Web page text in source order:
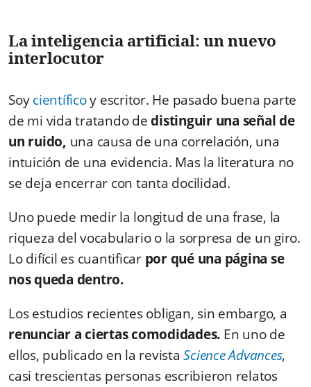
La inteligencia artificial: un nuevo
interlocutor
Soycientíficoy escritor. He pasado buena parte
de mi vida tratando dedistinguir una señal de
un ruido, una causa de una correlación, una
intuición de una evidencia. Mas la literatura no
se deja encerrar con tanta docilidad.
Uno puede medir la longitud de una frase, la
riqueza del vocabulario o la sorpresa de un giro.
Lo difícil es cuantificar por qué una página se
nos queda dentro.
Los estudios recientes obligan, sin embargo, a
renunciar a ciertas comodidades. En uno de
ellos, publicado en la revistaScience Advances,
casi trescientas personas escribieron relatos